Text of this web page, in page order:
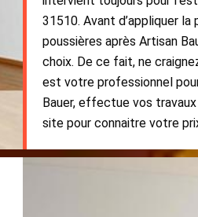
31510. Avant d’appliquer la
poussières après Artisan
choix. De ce fait, ne
est votre professionnel
Bauer, effectue vos
site pour connaitre votre